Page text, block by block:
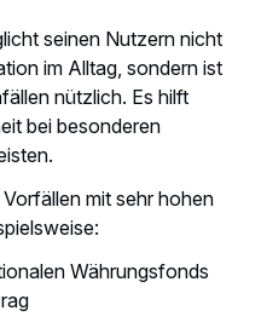
seinen Nutzern nicht
im Alltag, sondern ist
nützlich. Es hilft
bei besonderen
mit sehr hohen
Währungsfonds